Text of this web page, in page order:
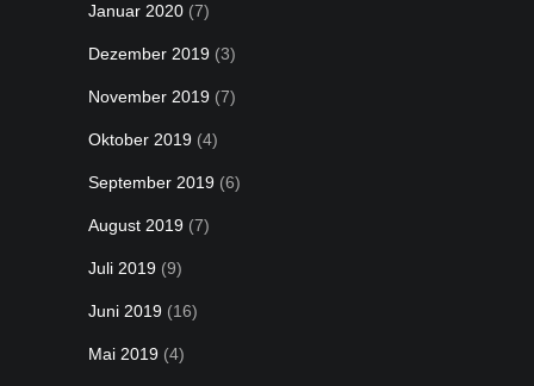
Januar 2020 (7)
Dezember 2019 (3)
November 2019 (7)
Oktober 2019 (4)
September 2019 (6)
August 2019 (7)
Juli 2019 (9)
Juni 2019 (16)
Mai 2019 (4)